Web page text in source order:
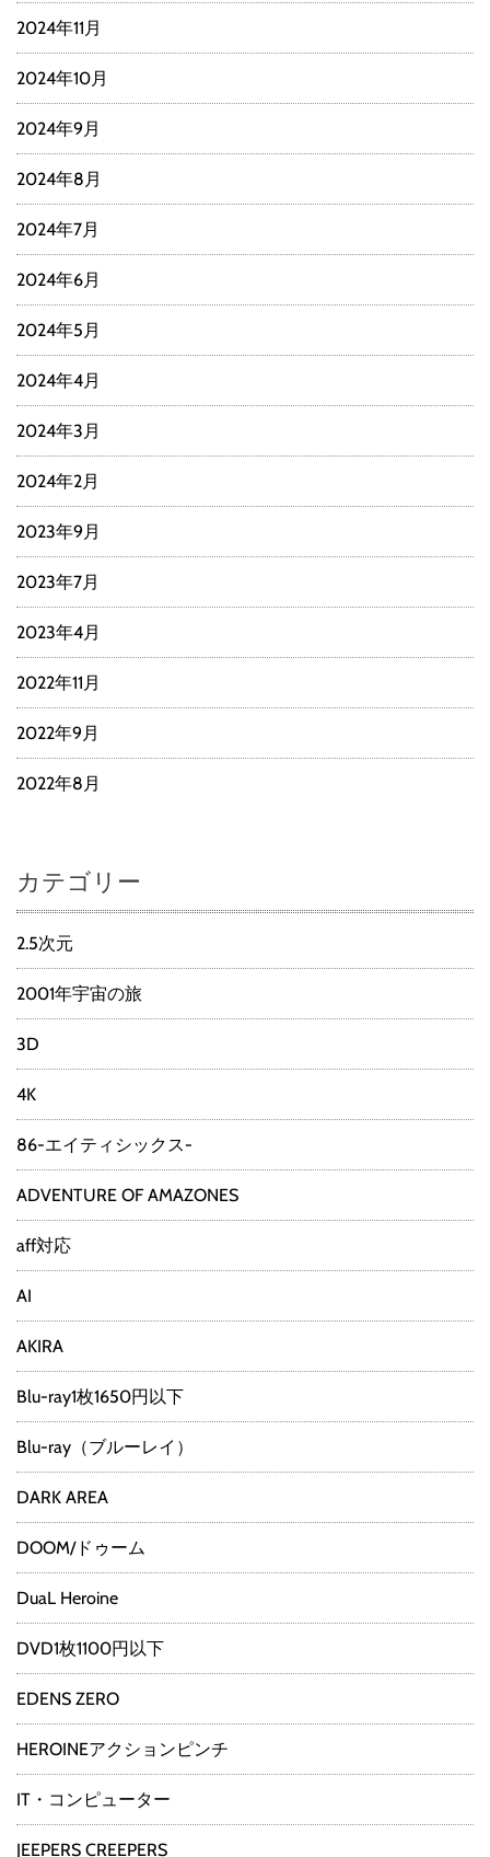
2024年11月
2024年10月
2024年9月
2024年8月
2024年7月
2024年6月
2024年5月
2024年4月
2024年3月
2024年2月
2023年9月
2023年7月
2023年4月
2022年11月
2022年9月
2022年8月
カテゴリー
2.5次元
2001年宇宙の旅
3D
4K
86-エイティシックス-
ADVENTURE OF AMAZONES
aff対応
AI
AKIRA
Blu-ray1枚1650円以下
Blu-ray（ブルーレイ）
DARK AREA
DOOM/ドゥーム
DuaL Heroine
DVD1枚1100円以下
EDENS ZERO
HEROINEアクションピンチ
IT・コンピューター
JEEPERS CREEPERS